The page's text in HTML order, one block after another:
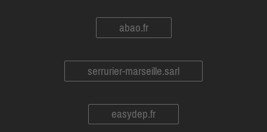
abao.fr
serrurier-marseille.sarl
easydep.fr